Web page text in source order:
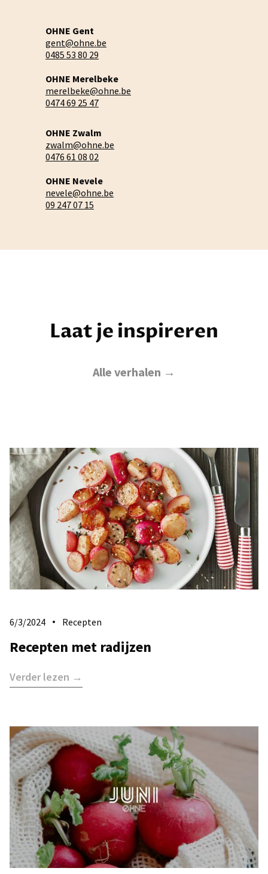
OHNE Gent
gent@ohne.be
0485 53 80 29
OHNE Merelbeke
merelbeke@ohne.be
0474 69 25 47
OHNE Zwalm
zwalm@ohne.be
0476 61 08 02
OHNE Nevele
nevele@ohne.be
09 247 07 15
Laat je inspireren
Alle verhalen →
6/3/2024 Recepten
Recepten met radijzen
Verder lezen →